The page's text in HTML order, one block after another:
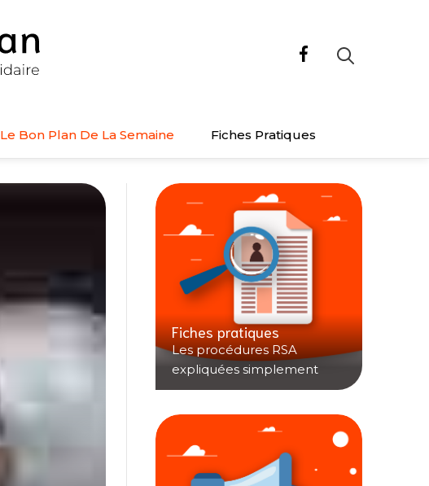
Le Bon Plan De La Semaine Fiches Pratiques
Fiches pratiques
Les procédures RSA
expliquées simplement